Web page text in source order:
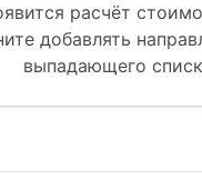
расчёт
добавлять
выпадающего